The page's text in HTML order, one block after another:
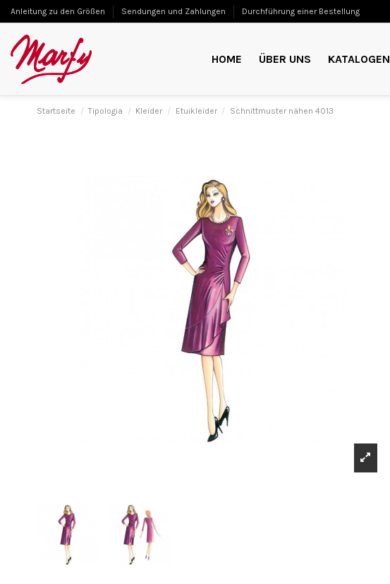
Anleitung zu den Größen Sendungen und Zahlungen Durchführung einer Bestellung
HOME ÜBER UNS KATALOGEN
Startseite Tipologia Kleider Etuikleider Schnittmuster nähen 4013